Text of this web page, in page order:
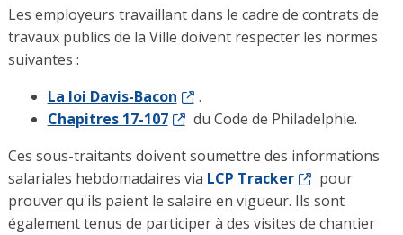
Les employeurs travaillant dans le cadre de contrats de
travaux publics de la Ville doivent respecter les normes
suivantes :
La loi Davis-Bacon
.
Chapitres 17-107
du Code de Philadelphie.
Ces sous-traitants doivent soumettre des informations
salariales hebdomadaires via LCP Tracker
pour
prouver qu'ils paient le salaire en vigueur. Ils sont
également tenus de participer à des visites de chantier